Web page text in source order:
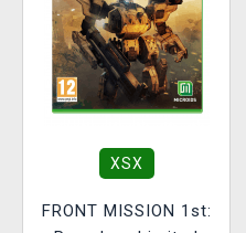
XSX
FRONT MISSION 1st: